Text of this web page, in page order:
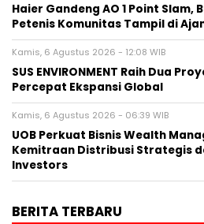
Haier Gandeng AO 1 Point Slam,
Petenis Komunitas Tampil di
Kamis, 6 Agustus 2026 - 12:08 WIB
SUS ENVIRONMENT Raih Dua
Percepat Ekspansi Global
Kamis, 6 Agustus 2026 - 06:39 WIB
UOB Perkuat Bisnis Wealth
Kemitraan Distribusi Strategis
Investors
BERITA TERBARU